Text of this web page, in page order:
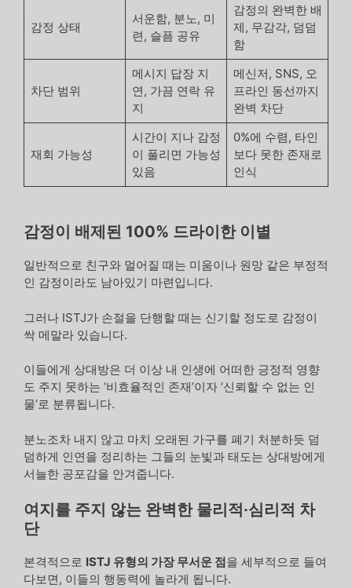
감정 상태
서운함, 분노, 미
련, 슬픔 공유
감정의 완벽한 배
제, 무감각, 덤덤
함
차단 범위
메시지 답장 지
연, 가끔 연락 유
지
메신저, SNS, 오
프라인 동선까지
완벽 차단
재회 가능성
시간이 지나 감정
이 풀리면 가능성
있음
0%에 수렴, 타인
보다 못한 존재로
인식
감정이 배제된 100% 드라이한 이별
일반적으로 친구와 멀어질 때는 미움이나 원망 같은 부정적
인 감정이라도 남아있기 마련입니다.
그러나 ISTJ가 손절을 단행할 때는 신기할 정도로 감정이
싹 메말라 있습니다.
이들에게 상대방은 더 이상 내 인생에 어떠한 긍정적 영향
도 주지 못하는 ‘비효율적인 존재’이자 ‘신뢰할 수 없는 인
물’로 분류됩니다.
분노조차 내지 않고 마치 오래된 가구를 폐기 처분하듯 덤
덤하게 인연을 정리하는 그들의 눈빛과 태도는 상대방에게
서늘한 공포감을 안겨줍니다.
여지를 주지 않는 완벽한 물리적·심리적 차
단
본격적으로 ISTJ 유형의 가장 무서운 점을 세부적으로 들여
다보면, 이들의 행동력에 놀라게 됩니다.